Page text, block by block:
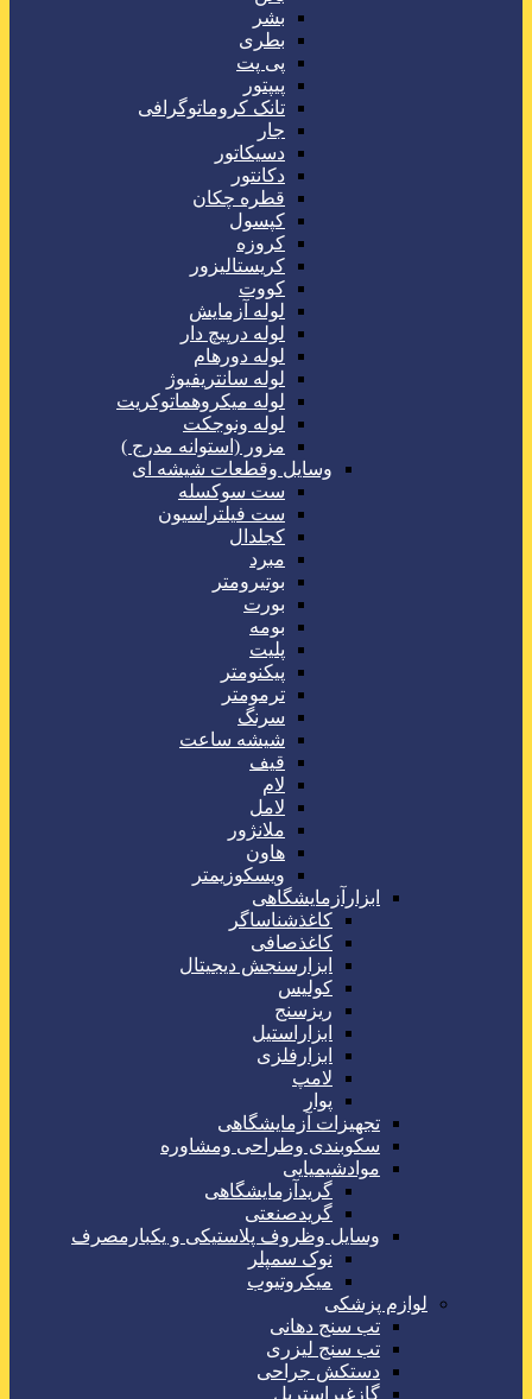
بشر
بطری
پی پت
پیپتور
تانک کروماتوگرافی
جار
دسیکاتور
دکانتور
قطره چکان
کپسول
کروزه
کریستالیزور
کووت
لوله آزمایش
لوله درپیچ دار
لوله دورهام
لوله سانتریفیوژ
لوله میکروهماتوکریت
لوله ونوجکت
مزور (استوانه مدرج )
وسایل وقطعات شیشه ای
ست سوکسله
ست فیلتراسیون
کجلدال
مبرد
بوتیرومتر
بورت
بومه
پلیت
پیکنومتر
ترمومتر
سرنگ
شیشه ساعت
قیف
لام
لامل
ملانژور
هاون
ویسکوزیمتر
ابزارآزمایشگاهی
کاغذشناساگر
کاغذصافی
ابزارسنجش دیجیتال
کولیس
ریزسنج
ابزاراستیل
ابزارفلزی
لامپ
پوار
تجهیزات آزمایشگاهی
سکوبندی وطراحی ومشاوره
موادشیمیایی
گریدآزمایشگاهی
گریدصنعتی
وسایل وظروف پلاستیکی و یکبارمصرف
نوک سمپلر
میکروتیوب
لوازم پزشکی
تب سنج دهانی
تب سنج لیزری
دستکش جراحی
گازغیراستریل